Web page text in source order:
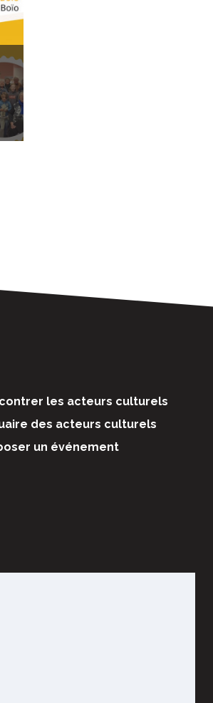
les acteurs culturels
des acteurs culturels
un événement